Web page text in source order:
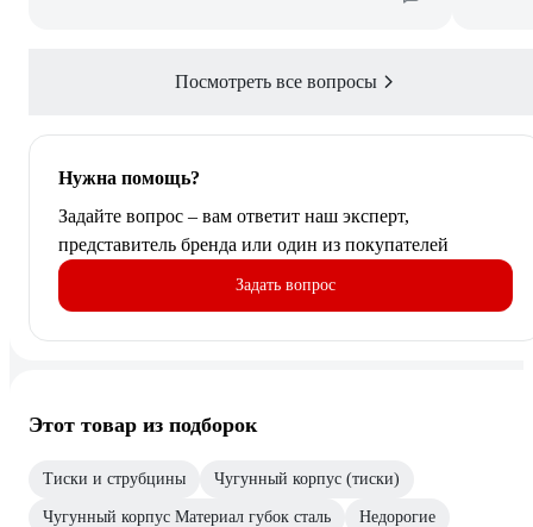
Посмотреть все вопросы
Нужна помощь?
Задайте вопрос – вам ответит наш эксперт,
представитель бренда или один из покупателей
Задать вопрос
Этот товар из подборок
Тиски и струбцины Чугунный корпус (тиски)
Чугунный корпус Материал губок сталь Недорогие